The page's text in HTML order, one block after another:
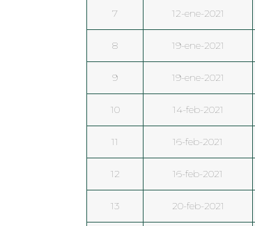
7 12-ene-2021
8 19-ene-2021
9 19-ene-2021
10 14-feb-2021
11 16-feb-2021
12 16-feb-2021
13 20-feb-2021